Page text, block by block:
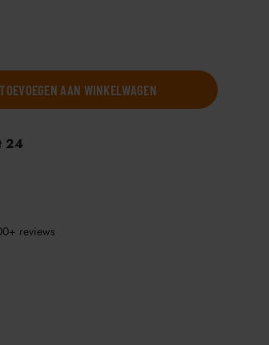
TOEVOEGEN AAN WINKELWAGEN
24
reviews